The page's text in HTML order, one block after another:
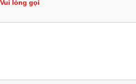
Vui lòng gọi